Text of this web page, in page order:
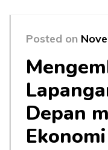
Posted on
Depan